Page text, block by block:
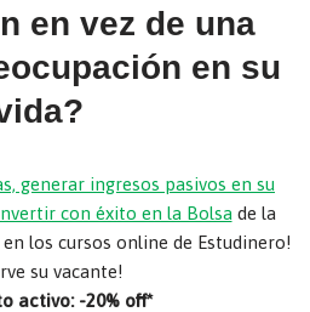
en vez de una
en su
generar ingresos pasivos en su
con éxito en la Bolsa de la
los cursos online de Estudinero!
su vacante!
activo: -20% off*